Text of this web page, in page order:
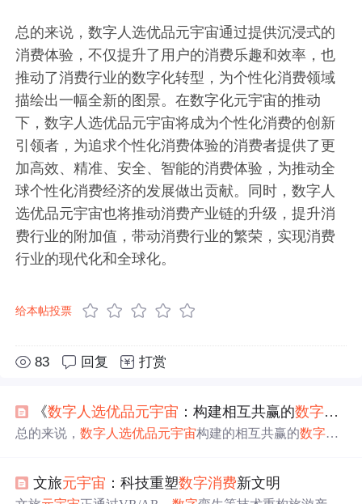
总的来说，数字人选优品元宇宙通过提供沉浸式的
消费体验，不仅提升了用户的消费乐趣和效率，也
推动了消费行业的数字化转型，为个性化消费领域
描绘出一幅全新的图景。在数字化元宇宙的推动
下，数字人选优品元宇宙将成为个性化消费的创新
引领者，为追求个性化消费体验的消费者提供了更
加高效、精准、安全、智能的消费体验，为推动全
球个性化消费经济的发展做出贡献。同时，数字人
选优品元宇宙也将推动消费产业链的升级，提升消
费行业的附加值，带动消费行业的繁荣，实现消费
行业的现代化和全球化。
给本帖投票
83 回复 打赏
《数字 人选优品元宇宙 ：构建相互共赢的数字化优
总的来说，数字 人选优品元宇宙构建的相互共赢的数字化
率和智能化水平，推动优选商品行业的数字化升级，为优
选商品行业和数字经济的发展描绘出一幅全新的图景。：
文旅元宇宙 ：科技重塑数字消费新文明